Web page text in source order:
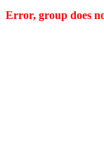
Error, group does